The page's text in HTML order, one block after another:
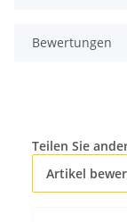
Bewertungen
Teilen Sie
Artikel